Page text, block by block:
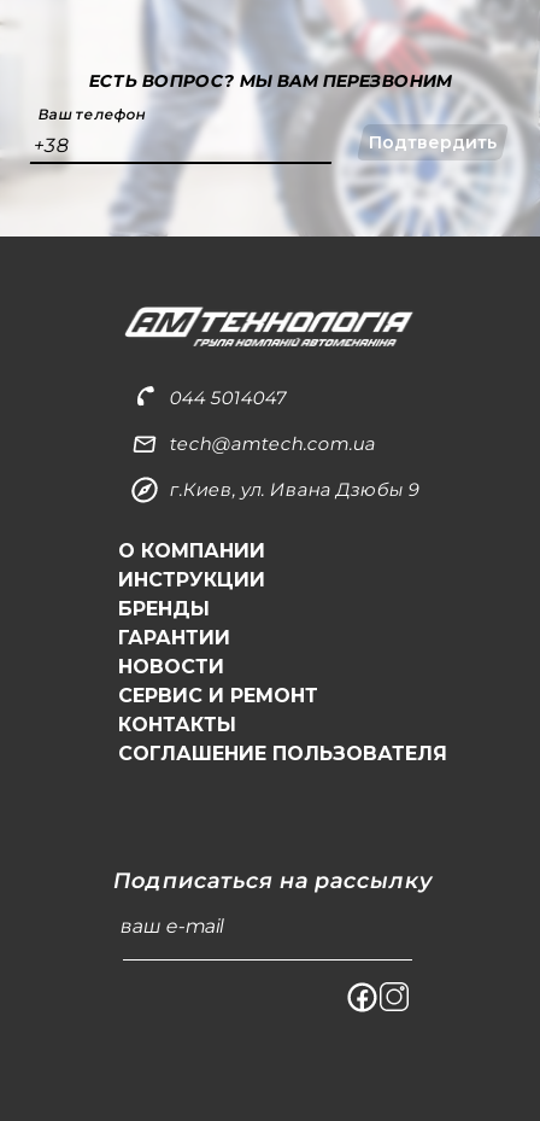
ЕСТЬ ВОПРОС?МЫ ВАМ ПЕРЕЗВОНИМ
Ваш телефон
+38 Подтвердить
044 5014047
tech@amtech.com.ua
г.Киев, ул. Ивана Дзюбы 9
О КОМПАНИИ
ИНСТРУКЦИИ
БРЕНДЫ
ГАРАНТИИ
НОВОСТИ
СЕРВИС И РЕМОНТ
КОНТАКТЫ
СОГЛАШЕНИЕ ПОЛЬЗОВАТЕЛЯ
Подписаться на рассылку
ваш e-mail